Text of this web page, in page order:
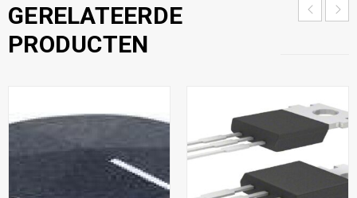
GERELATEERDE
PRODUCTEN